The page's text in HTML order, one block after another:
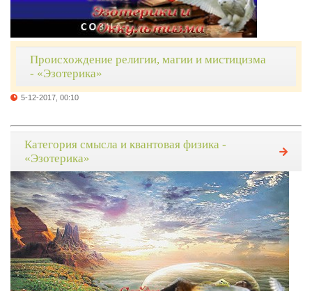
Происхождение религии, магии и мистицизма
- «Эзотерика»
5-12-2017, 00:10
Категория смысла и квантовая физика -
«Эзотерика»